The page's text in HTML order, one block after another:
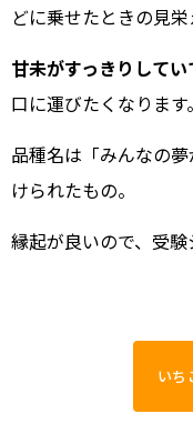
どに乗せたときの見栄
甘未がすっきりして
口に運びたくなります。
品種名は「みんなの
けられたもの。
縁起が良いので、受験
いち